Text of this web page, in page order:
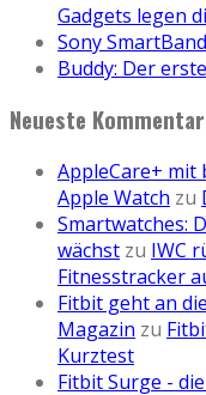
Gadgets legen
Sony
Buddy: Der
Neueste
AppleCare+ mit
Apple Watch zu
Smartwatches:
wächst zu IWC
Fitnesstracker
Fitbit geht an
Magazin zu
Kurztest
Fitbit Surge -